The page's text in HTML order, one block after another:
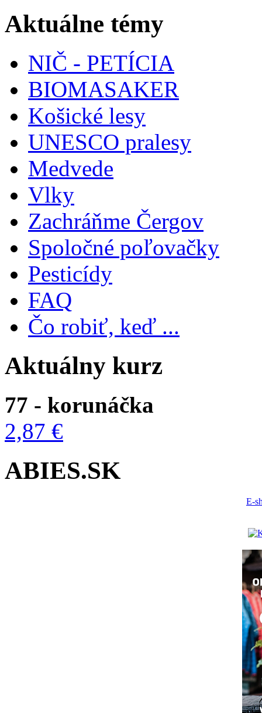
Aktuálne témy
NIČ - PETÍCIA
BIOMASAKER
Košické lesy
UNESCO pralesy
Medvede
Vlky
Zachráňme Čergov
Spoločné poľovačky
Pesticídy
FAQ
Čo robiť, keď ...
Aktuálny kurz
77 - korunáčka
2,87 €
ABIES.SK
E-